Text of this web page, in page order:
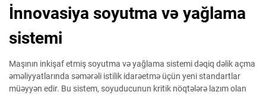
İnnovasiya soyutma və yağlama
sistemi
Maşının inkişaf etmiş soyutma və yağlama sistemi dəqiq dəlik açma
əməliyyatlarında səmərəli istilik idarəetmə üçün yeni standartlar
müəyyən edir. Bu sistem, soyuducunun kritik nöqtələrə lazım olan